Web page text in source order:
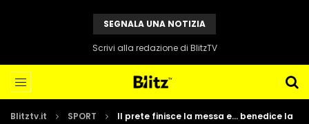
SEGNALA UNA NOTIZIA
Scrivi alla redazione di BlitzTV
Blitztv.it SPORT
Il prete finisce la messa e… benedice la